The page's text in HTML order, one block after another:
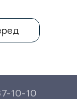
10-10